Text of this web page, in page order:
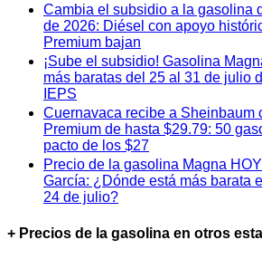
Cambia el subsidio a la gasolina
de 2026: Diésel con apoyo
Premium bajan
¡Sube el subsidio! Gasolina
más baratas del 25 al 31 de julio
IEPS
Cuernavaca recibe a Sheinbaum
Premium de hasta $29.79: 50
pacto de los $27
Precio de la gasolina Magna
García: ¿Dónde está más barata
24 de julio?
+ Precios de la gasolina en otros